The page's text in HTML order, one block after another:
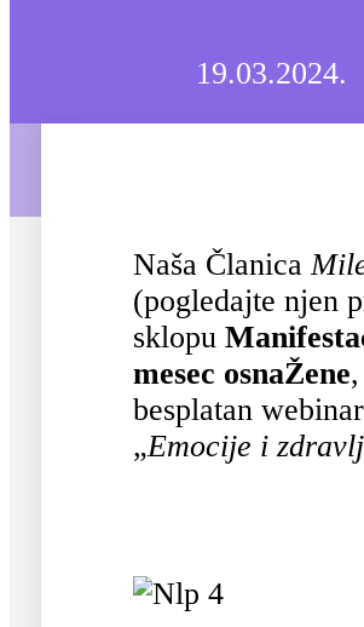
19.03.2024.
Naša Članica
(pogledajte njen
sklopu
mesec osnaŽene
besplatan
„Emocije i